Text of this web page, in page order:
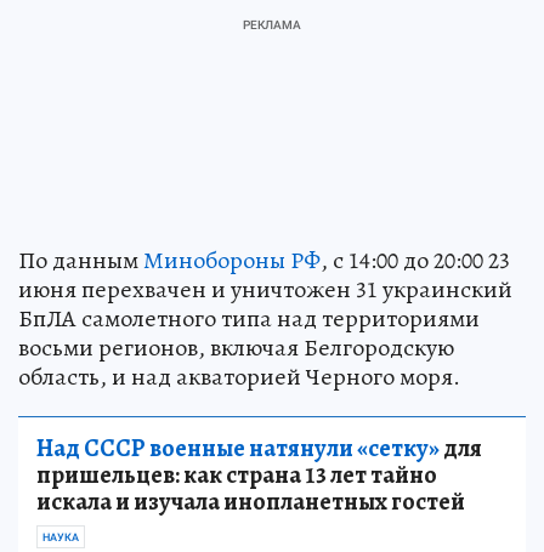
По даннымМинобороны РФ, с 14:00 до 20:00 23
июня перехвачен и уничтожен 31 украинский
БпЛА самолетного типа над территориями
восьми регионов, включая Белгородскую
область, и над акваторией Черного моря.
Над СССР военные натянули «сетку»для
пришельцев: как страна 13 лет тайно
искала и изучала инопланетных гостей
НАУКА